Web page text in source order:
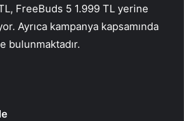
FreeBuds 5 1.999 TL yerine
Ayrıca kampanya kapsamında
bulunmaktadır.